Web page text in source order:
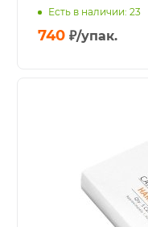
Есть в наличии: 23
740 ₽/упак.